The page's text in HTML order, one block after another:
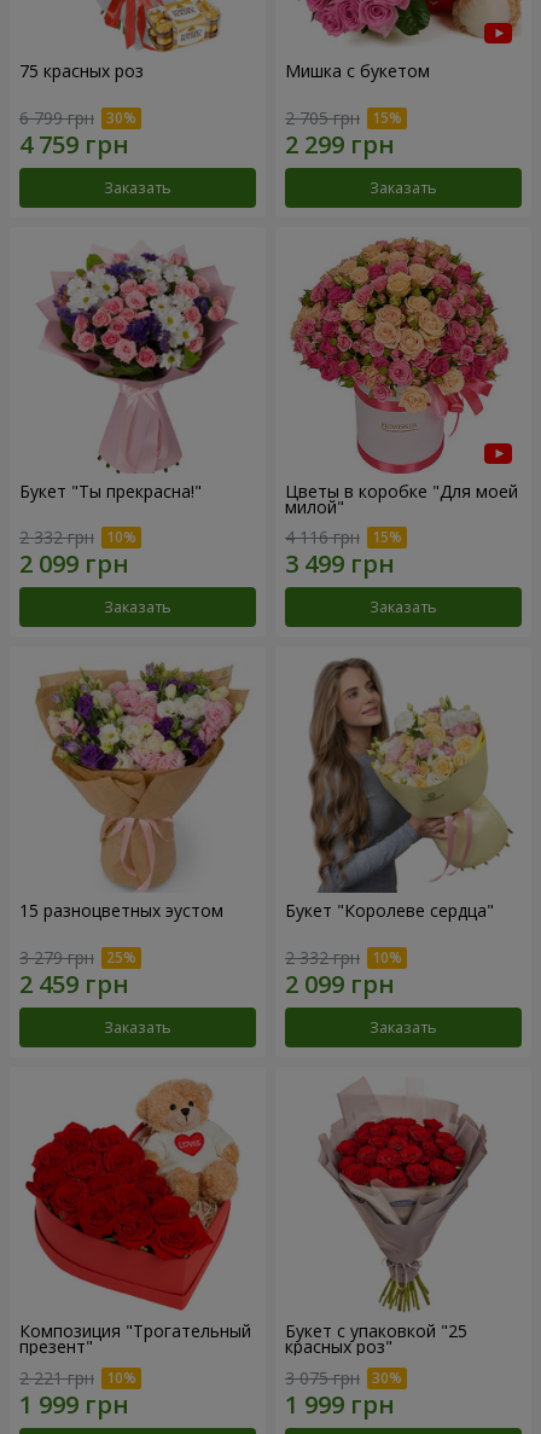
75 красных роз
6 799 грн
Заказать
Мишка с букетом
2 705 грн
Заказать
Букет "Ты прекрасна!"
2 332 грн
Заказать
Цветы в коробке "Для моей
милой"
4 116 грн
Заказать
15 разноцветных эустом
3 279 грн
Заказать
Букет "Королеве сердца"
2 332 грн
Заказать
Композиция "Трогательный
презент"
2 221 грн
Букет с упаковкой "25
красных роз"
3 075 грн